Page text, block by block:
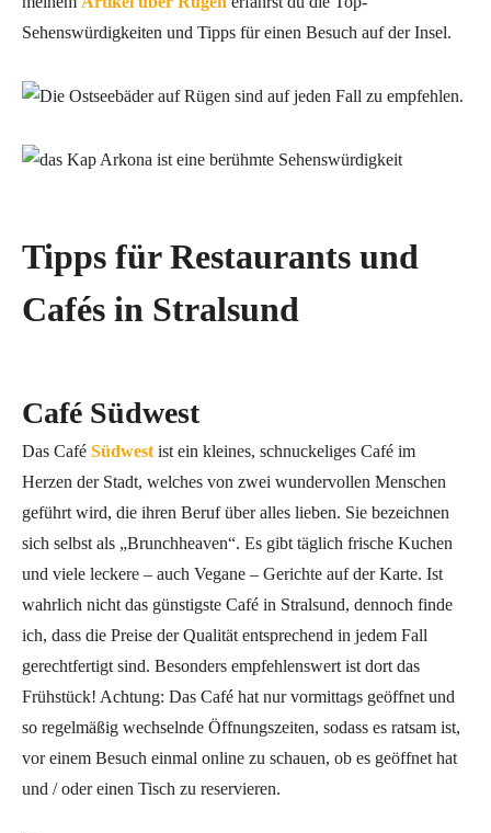
Sehenswürdigkeiten und Tipps für einen Besuch auf der Insel.
Tipps für Restaurants und
Cafés in Stralsund
Café Südwest
Das Café Südwest ist ein kleines, schnuckeliges Café im
Herzen der Stadt, welches von zwei wundervollen Menschen
geführt wird, die ihren Beruf über alles lieben. Sie bezeichnen
sich selbst als „Brunchheaven“. Es gibt täglich frische Kuchen
und viele leckere – auch Vegane – Gerichte auf der Karte. Ist
wahrlich nicht das günstigste Café in Stralsund, dennoch finde
ich, dass die Preise der Qualität entsprechend in jedem Fall
gerechtfertigt sind. Besonders empfehlenswert ist dort das
Frühstück! Achtung: Das Café hat nur vormittags geöffnet und
so regelmäßig wechselnde Öffnungszeiten, sodass es ratsam ist,
vor einem Besuch einmal online zu schauen, ob es geöffnet hat
und / oder einen Tisch zu reservieren.